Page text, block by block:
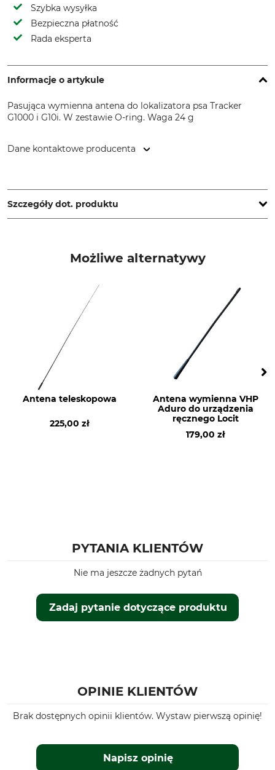
Szybka wysyłka
Bezpieczna płatność
Rada eksperta
Informacje o artykule
Pasująca wymienna antena do lokalizatora psa Tracker
G1000 i G10i. W zestawie O-ring. Waga 24 g
Dane kontaktowe producenta
www.tracker.fi
Szczegóły dot. produktu
Made in Finland
Nr artykułu producenta
Możliwe alternatywy
Antena teleskopowa
225,00 zł
Antena wymienna VHP
Aduro do urządzenia
ręcznego Locit
179,00 zł
PYTANIA KLIENTÓW
Zadaj pytanie dotyczące produktu
Nie ma jeszcze żadnych pytań
OPINIE KLIENTÓW
Brak dostępnych opinii klientów. Wystaw pierwszą opinię!
Napisz opinię